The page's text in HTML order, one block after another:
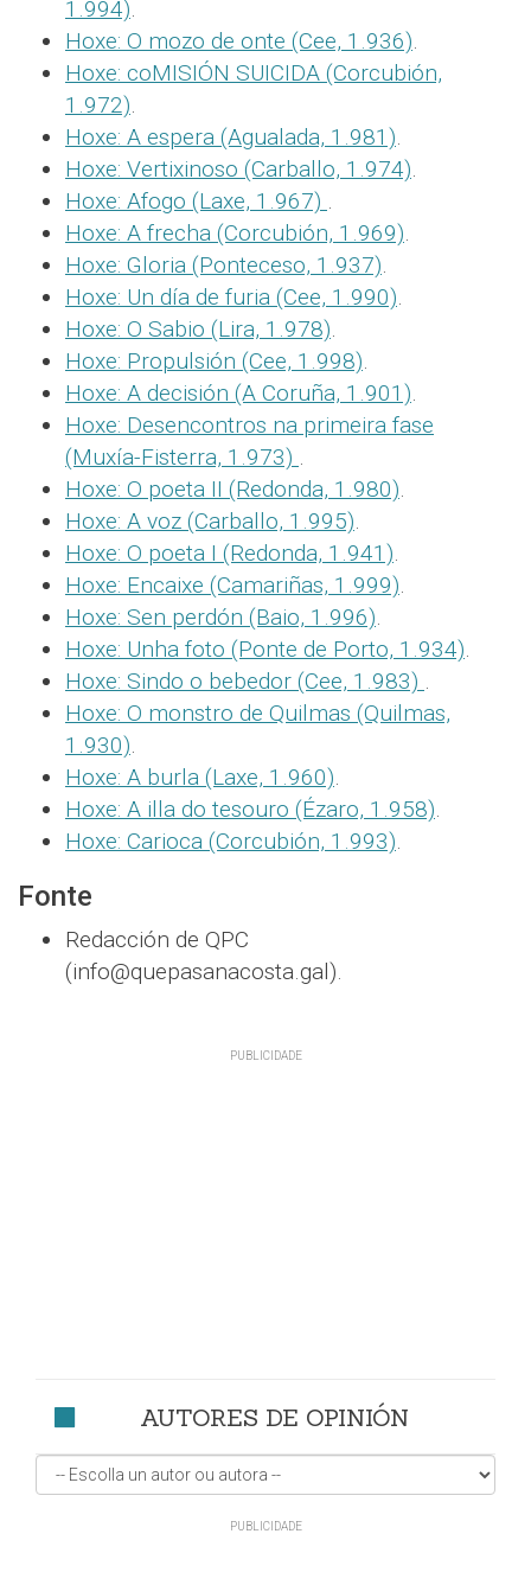
1.994).
Hoxe: O mozo de onte (Cee, 1.936).
Hoxe: coMISIÓN SUICIDA (Corcubión,
1.972).
Hoxe: A espera (Agualada, 1.981).
Hoxe: Vertixinoso (Carballo, 1.974).
Hoxe: Afogo (Laxe, 1.967) .
Hoxe: A frecha (Corcubión, 1.969).
Hoxe: Gloria (Ponteceso, 1.937).
Hoxe: Un día de furia (Cee, 1.990).
Hoxe: O Sabio (Lira, 1.978).
Hoxe: Propulsión (Cee, 1.998).
Hoxe: A decisión (A Coruña, 1.901).
Hoxe: Desencontros na primeira fase
(Muxía-Fisterra, 1.973) .
Hoxe: O poeta II (Redonda, 1.980).
Hoxe: A voz (Carballo, 1.995).
Hoxe: O poeta I (Redonda, 1.941).
Hoxe: Encaixe (Camariñas, 1.999).
Hoxe: Sen perdón (Baio, 1.996).
Hoxe: Unha foto (Ponte de Porto, 1.934).
Hoxe: Sindo o bebedor (Cee, 1.983) .
Hoxe: O monstro de Quilmas (Quilmas,
1.930).
Hoxe: A burla (Laxe, 1.960).
Hoxe: A illa do tesouro (Ézaro, 1.958).
Hoxe: Carioca (Corcubión, 1.993).
Fonte
Redacción de QPC
(info@quepasanacosta.gal).
AUTORES DE OPINIÓN